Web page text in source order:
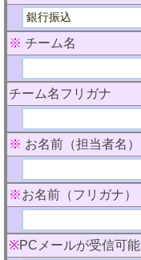
※ チーム名
チーム名フリガナ
※ お名前（担当者名）
※お名前（フリガナ）
※PCメールが受信可